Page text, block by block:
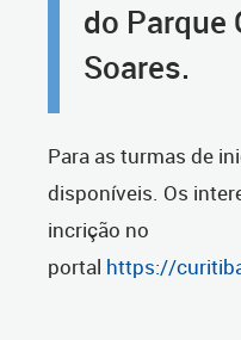
do Parque
Soares.
Para as turmas de
disponíveis. Os
incrição no
portal https://